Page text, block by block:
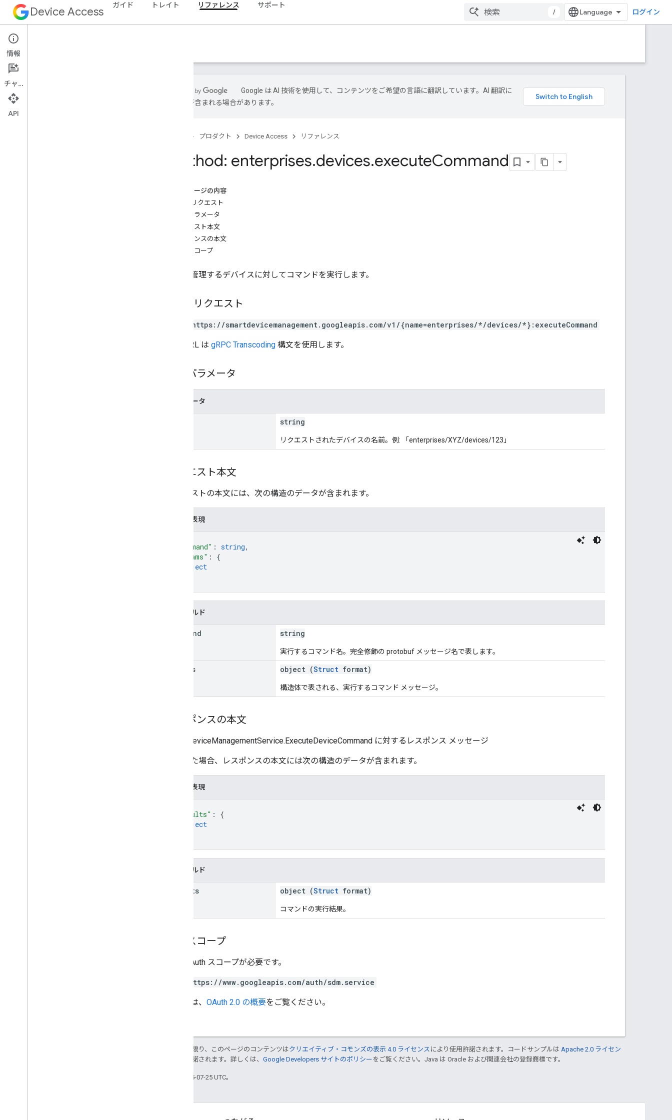
Device Access ガイド トレイト リファレンス サポート
/ ログイン
リファレンス
概要
Google は AI 技術を使用して、コンテンツをご希望の言語に翻訳しています。AI 翻訳に
は誤りが含まれる場合があります。
プロダクト Device Access リファレンス
Method: enterprises.devices.executeCommand
このページの内容
HTTP リクエスト
パスパラメータ
リクエスト本文
レスポンスの本文
認可スコープ
企業が管理するデバイスに対してコマンドを実行します。
HTTP リクエスト
POST https://smartdevicemanagement.googleapis.com/v1/{name=enterprises/*/devices/*}:executeCommand
この URL は gRPC Transcoding 構文を使用します。
パスパラメータ
パラメータ
string
リクエストされたデバイスの名前。例: 「enterprises/XYZ/devices/123」
リクエスト本文
リクエストの本文には、次の構造のデータが含まれます。
JSON 表現
"command" : string,
"params" : {
object
フィールド
command string
実行するコマンド名。完全修飾の protobuf メッセージ名で表します。
params object (Struct format)
構造体で表される、実行するコマンド メッセージ。
レスポンスの本文
SmartDeviceManagementService.ExecuteDeviceCommand に対するレスポンス メッセージ
成功した場合、レスポンスの本文には次の構造のデータが含まれます。
JSON 表現
"results" : {
object
フィールド
results object (Struct format)
コマンドの実行結果。
認可スコープ
次の OAuth スコープが必要です。
https://www.googleapis.com/auth/sdm.service
詳しくは、 OAuth 2.0 の概要をご覧ください。
特に記載のない限り、このページのコンテンツはクリエイティブ・コモンズの表示 4.0 ライセンス により使用許諾されます。コードサンプルは Apache 2.0 ライセン
により使用許諾されます。詳しくは、 Google Developers サイトのポリシー をご覧ください。Java は Oracle および関連会社の登録商標です。
最終更新日 2025-07-25 UTC。
情報
チャット
API